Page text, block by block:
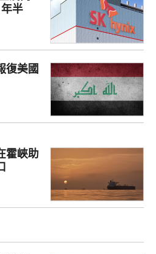
半
復美國
霍峽助